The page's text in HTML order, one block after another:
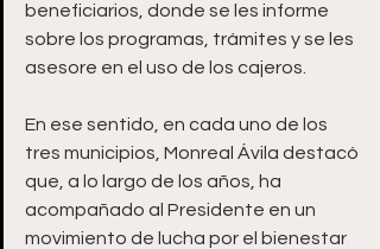
beneficiarios, donde se les informe
sobre los programas, trámites y se les
asesore en el uso de los cajeros.
En ese sentido, en cada uno de los
tres municipios, Monreal Ávila destacó
que, a lo largo de los años, ha
acompañado al Presidente en un
movimiento de lucha por el bienestar